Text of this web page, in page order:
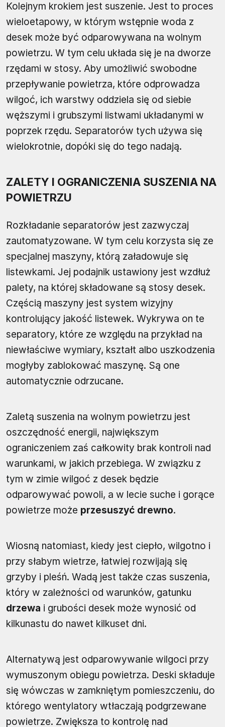
Kolejnym krokiem jest suszenie. Jest to proces
wieloetapowy, w którym wstępnie woda z
desek może być odparowywana na wolnym
powietrzu. W tym celu układa się je na dworze
rzędami w stosy. Aby umożliwić swobodne
przepływanie powietrza, które odprowadza
wilgoć, ich warstwy oddziela się od siebie
węższymi i grubszymi listwami układanymi w
poprzek rzędu. Separatorów tych używa się
wielokrotnie, dopóki się do tego nadają.
ZALETY I OGRANICZENIA SUSZENIA NA
POWIETRZU
Rozkładanie separatorów jest zazwyczaj
zautomatyzowane. W tym celu korzysta się ze
specjalnej maszyny, którą załadowuje się
listewkami. Jej podajnik ustawiony jest wzdłuż
palety, na której składowane są stosy desek.
Częścią maszyny jest system wizyjny
kontrolujący jakość listewek. Wykrywa on te
separatory, które ze względu na przykład na
niewłaściwe wymiary, kształt albo uszkodzenia
mogłyby zablokować maszynę. Są one
automatycznie odrzucane.
Zaletą suszenia na wolnym powietrzu jest
oszczędność energii, największym
ograniczeniem zaś całkowity brak kontroli nad
warunkami, w jakich przebiega. W związku z
tym w zimie wilgoć z desek będzie
odparowywać powoli, a w lecie suche i gorące
powietrze może przesuszyć drewno.
Wiosną natomiast, kiedy jest ciepło, wilgotno i
przy słabym wietrze, łatwiej rozwijają się
grzyby i pleśń. Wadą jest także czas suszenia,
który w zależności od warunków, gatunku
drzewa i grubości desek może wynosić od
kilkunastu do nawet kilkuset dni.
Alternatywą jest odparowywanie wilgoci przy
wymuszonym obiegu powietrza. Deski składuje
się wówczas w zamkniętym pomieszczeniu, do
którego wentylatory wtłaczają podgrzewane
powietrze. Zwiększa to kontrolę nad